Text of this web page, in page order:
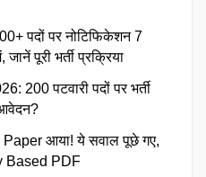
पदों पर नोटिफिकेशन 7
पूरी भर्ती प्रक्रिया
200 पटवारी पदों पर भर्ती
आया! ये सवाल पूछे गए,
Based PDF